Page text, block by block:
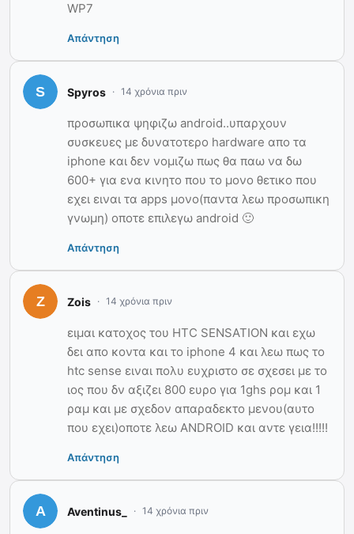
WP7
Απάντηση
Spyros 14 χρόνια πριν
προσωπικα ψηφιζω android..υπαρχουν
συσκευες με δυνατοτερο hardware απο τα
iphone και δεν νομιζω πως θα παω να δω
600+ για ενα κινητο που το μονο θετικο που
εχει ειναι τα apps μονο(παντα λεω προσωπικη
γνωμη) οποτε επιλεγω android 🙂
Απάντηση
Zois 14 χρόνια πριν
ειμαι κατοχος του HTC SENSATION και εχω
δει απο κοντα και το iphone 4 και λεω πως το
htc sense ειναι πολυ ευχριστο σε σχεσει με το
ιος που δν αξιζει 800 ευρο για 1ghs ρομ και 1
ραμ και με σχεδον απαραδεκτο μενου(αυτο
που εχει)οποτε λεω ANDROID και αντε γεια!!!!!
Απάντηση
Aventinus_ 14 χρόνια πριν